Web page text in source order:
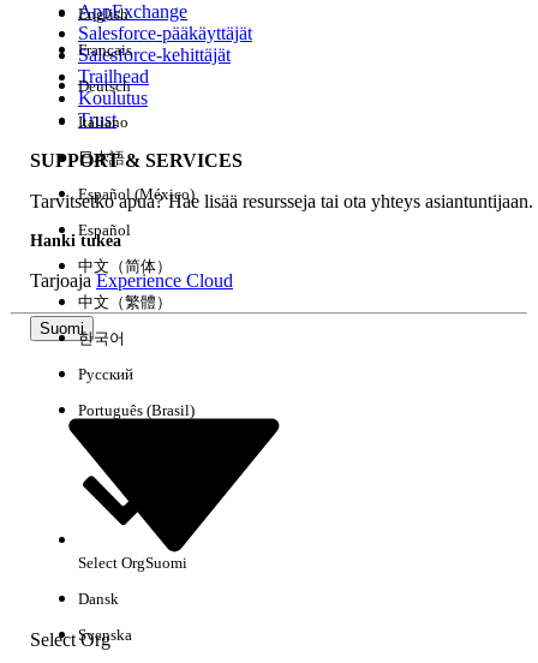
Kokemus
Tyhjennä kaikki Valmis
Tarkista avainsanojesi oikeinkirjoitus.
AppExchange
Salesforce-pääkäyttäjät
Salesforce-kehittäjät
Trailhead
Koulutus
Trust
SUPPORT & SERVICES
Tarvitsetko apua? Hae lisää resursseja tai ota yhteys asiantuntijaan.
Hanki tukea
TarjoajaExperience Cloud
Suomi
Select Org
English
Français
Deutsch
Italiano
日本語
Español (México)
Español
中文（简体）
中文（繁體）
한국어
Русский
Português (Brasil)
Select OrgSuomi
Dansk
Svenska